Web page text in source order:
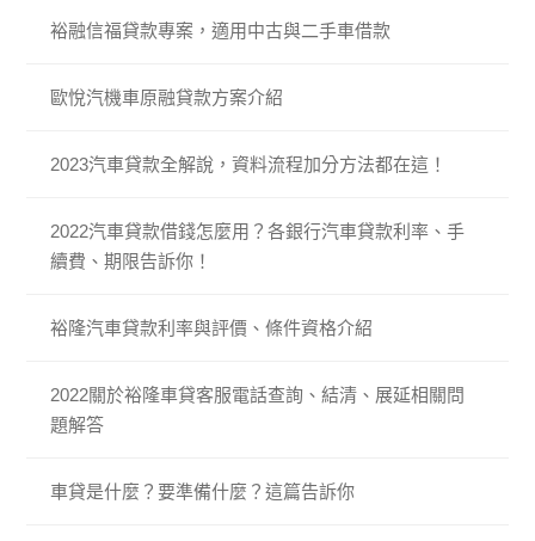
裕融信福貸款專案，適用中古與二手車借款
歐悅汽機車原融貸款方案介紹
2023汽車貸款全解說，資料流程加分方法都在這！
2022汽車貸款借錢怎麼用？各銀行汽車貸款利率、手
續費、期限告訴你！
裕隆汽車貸款利率與評價、條件資格介紹
2022關於裕隆車貸客服電話查詢、結清、展延相關問
題解答
車貸是什麼？要準備什麼？這篇告訴你